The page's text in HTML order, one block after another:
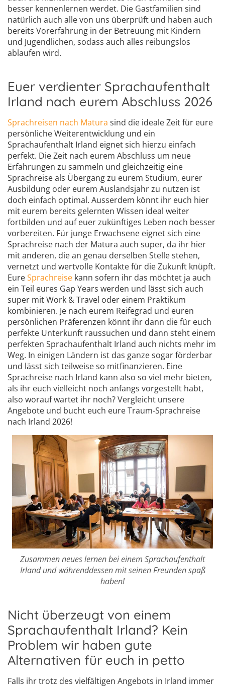
besser kennenlernen werdet. Die Gastfamilien sind
natürlich auch alle von uns überprüft und haben auch
bereits Vorerfahrung in der Betreuung mit Kindern
und Jugendlichen, sodass auch alles reibungslos
ablaufen wird.
Euer verdienter Sprachaufenthalt
Irland nach eurem Abschluss 2026
Sprachreisen nach Matura sind die ideale Zeit für eure
persönliche Weiterentwicklung und ein
Sprachaufenthalt Irland eignet sich hierzu einfach
perfekt. Die Zeit nach eurem Abschluss um neue
Erfahrungen zu sammeln und gleichzeitig eine
Sprachreise als Übergang zu eurem Studium, eurer
Ausbildung oder eurem Auslandsjahr zu nutzen ist
doch einfach optimal. Ausserdem könnt ihr euch hier
mit eurem bereits gelernten Wissen ideal weiter
fortbilden und auf euer zukünftiges Leben noch besser
vorbereiten. Für junge Erwachsene eignet sich eine
Sprachreise nach der Matura auch super, da ihr hier
mit anderen, die an genau derselben Stelle stehen,
vernetzt und wertvolle Kontakte für die Zukunft knüpft.
EureSprachreise kann sofern ihr das möchtet ja auch
ein Teil eures Gap Years werden und lässt sich auch
super mit Work & Travel oder einem Praktikum
kombinieren. Je nach eurem Reifegrad und euren
persönlichen Präferenzen könnt ihr dann die für euch
perfekte Unterkunft raussuchen und dann steht einem
perfekten Sprachaufenthalt Irland auch nichts mehr im
Weg. In einigen Ländern ist das ganze sogar förderbar
und lässt sich teilweise so mitfinanzieren. Eine
Sprachreise nach Irland kann also so viel mehr bieten,
als ihr euch vielleicht noch anfangs vorgestellt habt,
also worauf wartet ihr noch? Vergleicht unsere
Angebote und bucht euch eure Traum-Sprachreise
nach Irland 2026!
Zusammen neues lernen bei einem Sprachaufenthalt
Irland und währenddessen mit seinen Freunden spaß
haben!
Nicht überzeugt von einem
Sprachaufenthalt Irland? Kein
Problem wir haben gute
Alternativen für euch in petto
Falls ihr trotz des vielfältigen Angebots in Irland immer